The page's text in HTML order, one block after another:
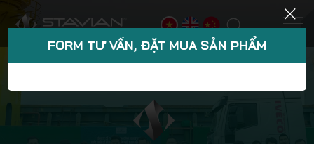
FORM TƯ VẤN, ĐẶT MUA SẢN PHẨM